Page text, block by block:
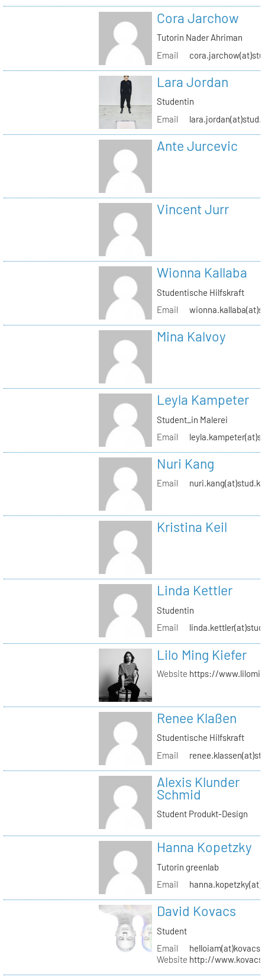
Cora Jarchow
Tutorin Nader Ahriman
Email
Lara Jordan
Studentin
Email
Ante Jurcevic
Vincent Jurr
Wionna Kallaba
Studentische Hilfskraft
Email
Mina Kalvoy
Leyla Kampeter
Student_in Malerei
Email
Nuri Kang
Email
Kristina Keil
Linda Kettler
Studentin
Email
Lilo Ming Kiefer
Website https://
Renee Klaßen
Studentische Hilfskraft
Email
Alexis Klunder
Schmid
Student Produkt-Design
Hanna Kopetzky
Tutorin greenlab
Email
David Kovacs
Student
Email
Website http://